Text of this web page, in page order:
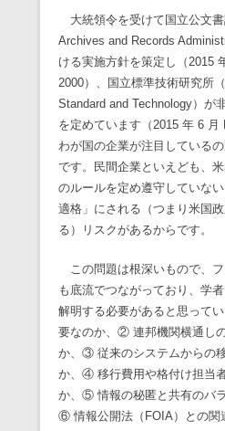
大統領令を受けて国立公文
Archives and Records
ける実施方針を策定し（2015
2000）、国立標準技術研究所
Standard and Technology）が
を定めています（2015 年 6 月
わが国の企業が注目している
です。民間企業といえども、
のルールを定め遵守していな
適格」にされる（つまり米国
る）リスクがあるからです。
この問題は根深いもので、
も底流でつながっており、学
解明する必要があると思って
要なのか、② 連邦機関横通し
か、③ 従来のシステムからの
か、④ 移行費用や格付け担当
か、⑤ 情報の秘匿と共有のバ
⑥ 情報公開法（FOIA）との関